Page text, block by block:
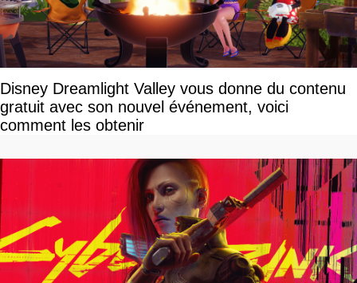
Disney Dreamlight Valley vous donne du contenu
gratuit avec son nouvel événement, voici
comment les obtenir